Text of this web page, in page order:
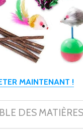
MAINTENANT !
DES MATIÈRES